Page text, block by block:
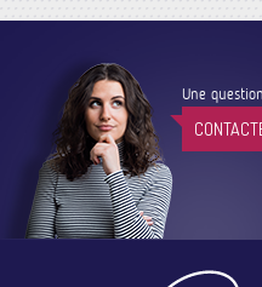
Une